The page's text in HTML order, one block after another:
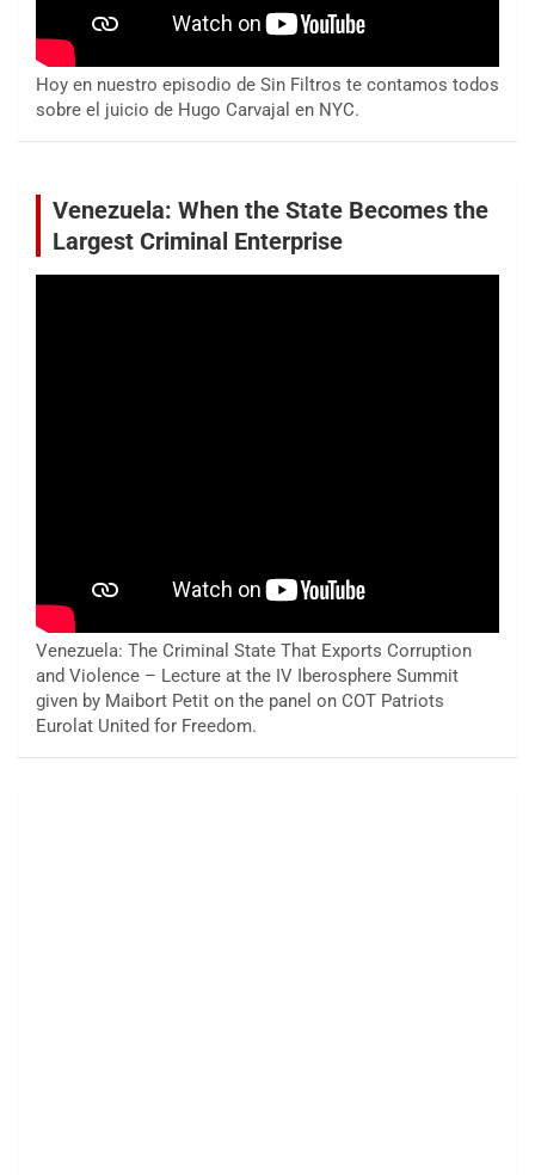
Hoy en nuestro episodio de Sin Filtros te contamos todos
sobre el juicio de Hugo Carvajal en NYC.
Venezuela: When the State Becomes the
Largest Criminal Enterprise
Venezuela: The Criminal State That Exports Corruption
and Violence – Lecture at the IV Iberosphere Summit
given by Maibort Petit on the panel on COT Patriots
Eurolat United for Freedom.